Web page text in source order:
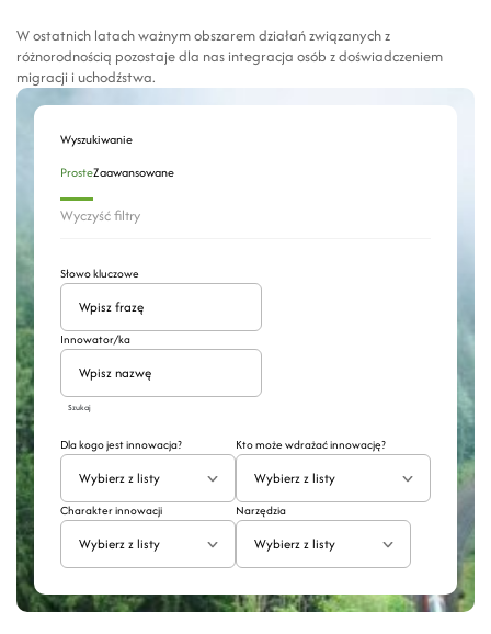
W ostatnich latach ważnym obszarem działań związanych z
różnorodnością pozostaje dla nas integracja osób z doświadczeniem
migracji i uchodźstwa.
Wyszukiwanie
ProsteZaawansowane
Wyczyść filtry
Słowo kluczowe
Innowator/ka
Szukaj
Dla kogo jest innowacja?
Wybierz z listy
Kto może wdrażać innowację?
Wybierz z listy
Charakter innowacji
Wybierz z listy
Narzędzia
Wybierz z listy